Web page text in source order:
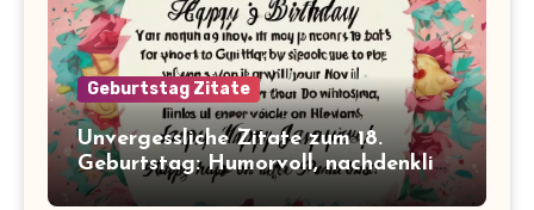
Geburtstag Zitate
Unvergessliche Zitate zum 18.
Geburtstag: Humorvoll, nachdenklich
und inspirierend!